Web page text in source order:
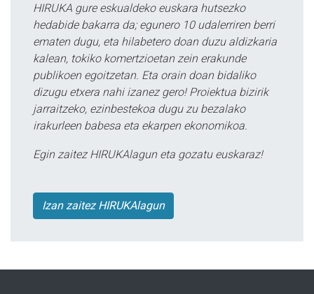
HIRUKA gure eskualdeko euskara hutsezko
hedabide bakarra da; egunero 10 udalerriren berri
ematen dugu, eta hilabetero doan duzu aldizkaria
kalean, tokiko komertzioetan zein erakunde
publikoen egoitzetan. Eta orain doan bidaliko
dizugu etxera nahi izanez gero! Proiektua bizirik
jarraitzeko, ezinbestekoa dugu zu bezalako
irakurleen babesa eta ekarpen ekonomikoa.
Egin zaitez HIRUKAlagun eta gozatu euskaraz!
Izan zaitez HIRUKAlagun